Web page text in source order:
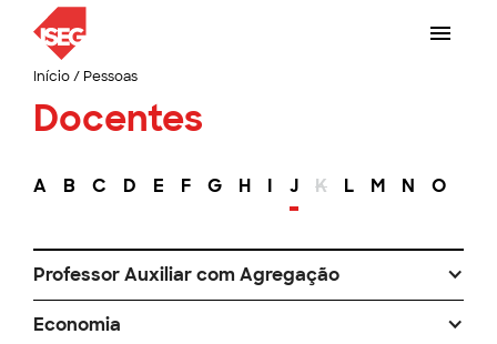
Início/ Pessoas
Docentes
A B C D E F G H I J K L M N O
Professor Auxiliar com Agregação
Economia